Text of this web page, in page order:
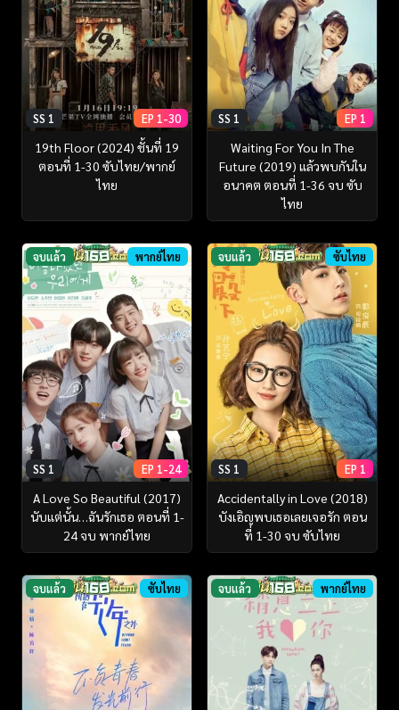
SS 1 EP 1-30
19th Floor (2024) ชั้นที่ 19
ตอนที่ 1-30 ซับไทย/พากย์
ไทย
SS 1 EP 1
Waiting For You In The
Future (2019) แล้วพบกันใน
อนาคต ตอนที่ 1-36 จบ ซับ
ไทย
จบแล้ว พากย์ไทย
SS 1 EP 1-24
A Love So Beautiful (2017)
นับแต่นั้น…ฉันรักเธอ ตอนที่ 1-
24 จบ พากย์ไทย
จบแล้ว ซับไทย
SS 1 EP 1
Accidentally in Love (2018)
บังเอิญพบเธอเลยเจอรัก ตอน
ที่ 1-30 จบ ซับไทย
จบแล้ว ซับไทย จบแล้ว พากย์ไทย